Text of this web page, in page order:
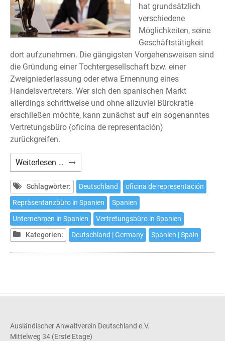
hat grundsätzlich
verschiedene
Möglichkeiten, seine
Geschäftstätigkeit
dort aufzunehmen. Die gängigsten Vorgehensweisen sind
die Gründung einer Tochtergesellschaft bzw. einer
Zweigniederlassung oder etwa Ernennung eines
Handelsvertreters. Wer sich den spanischen Markt
allerdings schrittweise und ohne allzuviel Bürokratie
erschließen möchte, kann zunächst auf ein sogenanntes
Vertretungsbüro (oficina de representación)
zurückgreifen.
Weiterlesen … Das
Vertretungsbüro
in
Spanien
Schlagwörter: Deutschland
oficina de representación
Repräsentanzbüro in Spanien
Spanien
Unternehmen in Spanien
Vertretungsbüro in Spanien
Kategorien:
Deutschland | Germany Spanien | Spain
Ausländischer Anwaltverein Deutschland e.V.
Mittelweg 34 (Erste Etage)